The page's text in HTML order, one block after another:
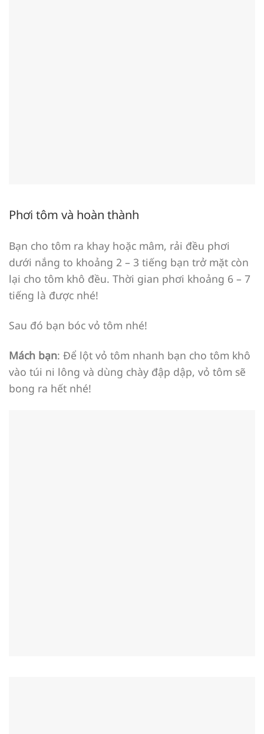
Phơi tôm và hoàn thành
Bạn cho tôm ra khay hoặc mâm, rải đều phơi
dưới nắng to khoảng 2 – 3 tiếng bạn trở mặt còn
lại cho tôm khô đều. Thời gian phơi khoảng 6 – 7
tiếng là được nhé!
Sau đó bạn bóc vỏ tôm nhé!
Mách bạn: Để lột vỏ tôm nhanh bạn cho tôm khô
vào túi ni lông và dùng chày đập dập, vỏ tôm sẽ
bong ra hết nhé!